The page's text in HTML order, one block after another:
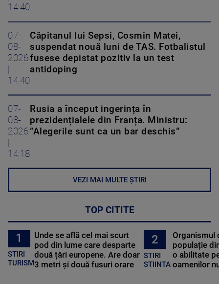
14:40
07-
08-
2026
14:40
Căpitanul lui Sepsi, Cosmin Matei,
suspendat nouă luni de TAS. Fotbalistul
fusese depistat pozitiv la un test
antidoping
07-
08-
2026
14:18
Rusia a început ingerința în
prezidențialele din Franța. Ministru:
”Alegerile sunt ca un bar deschis”
VEZI MAI MULTE ȘTIRI
TOP CITITE
1
STIRI
TURISM
Unde se află cel mai scurt
pod din lume care desparte
două țări europene. Are doar
3 metri și două fusuri orare
2
STIRI
STIINTA
Organismul
populație
o abilitate
oamenilor